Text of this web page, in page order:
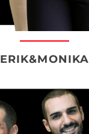
ERIK&MONIKA